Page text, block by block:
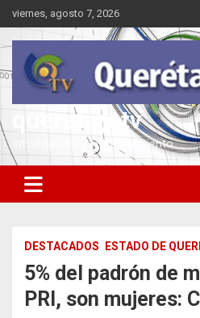
Saltar
al
contenido
viernes, agosto 7, 2026
queretarotv
Información y entretenimiento
DESTACADOS ESTADO DE
5% del padrón de
PRI, son mujeres: